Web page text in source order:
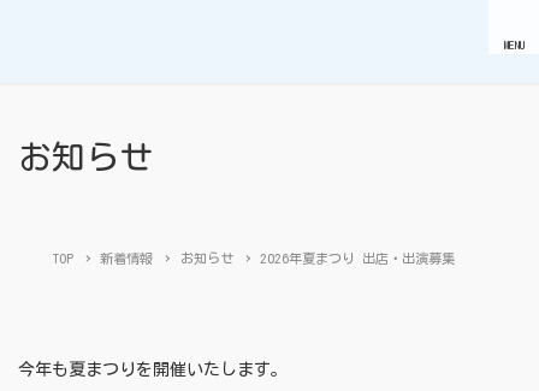
お知らせ
TOP 新着情報 お知らせ 2026年夏まつり 出店・出演募集
今年も夏まつりを開催いたします。
MENU